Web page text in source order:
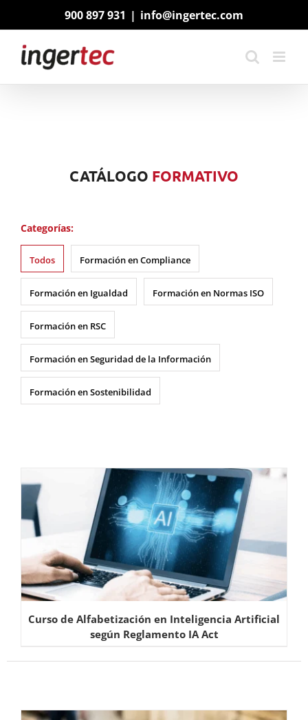
900 897 931 | info@ingertec.com
CATÁLOGO FORMATIVO
Categorías:
Todos Formación en Compliance
Formación en Igualdad Formación en Normas ISO
Formación en RSC
Formación en Seguridad de la Información
Formación en Sostenibilidad
Curso de Alfabetización en Inteligencia Artificial
según Reglamento IA Act